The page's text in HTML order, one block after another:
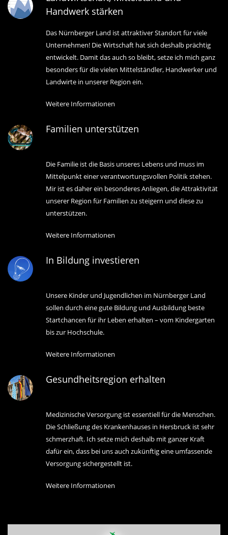
Handwerk stärken
Das Nürnberger Land ist attraktiver Standort für viele
Unternehmen! Die Wirtschaft hat sich deshalb prächtig
entwickelt. Damit das auch so bleibt, setze ich mich ganz
besonders für die vielen Mittelständler, Handwerker und
Landwirte in unserer Region ein.
Weitere Informationen
Familien unterstützen
Die Familie ist die Basis unseres Lebens und muss im
Mittelpunkt einer verantwortungsvollen Politik stehen.
Mir ist es daher ein besonderes Anliegen, die Attraktivität
unserer Region für Familien zu steigern und diese zu
unterstützen.
Weitere Informationen
In Bildung investieren
Unsere Kinder und Jugendlichen im Nürnberger Land
sollen durch eine gute Bildung und Ausbildung beste
Startchancen für ihr Leben erhalten – vom Kindergarten
bis zur Hochschule.
Weitere Informationen
Gesundheitsregion erhalten
Medizinische Versorgung ist essentiell für die Menschen.
Die Schließung des Krankenhauses in Hersbruck ist sehr
schmerzhaft. Ich setze mich deshalb mit ganzer Kraft
dafür ein, dass bei uns auch zukünftig eine umfassende
Versorgung sichergestellt ist.
Weitere Informationen